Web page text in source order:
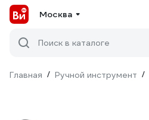
Москва
Поиск в каталоге
Главная / Ручной инструмент /